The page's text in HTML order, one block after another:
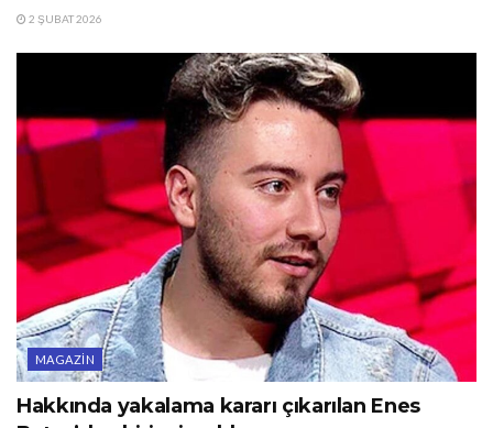
2 ŞUBAT 2026
MAGAZIN
Hakkında yakalama kararı çıkarılan Enes